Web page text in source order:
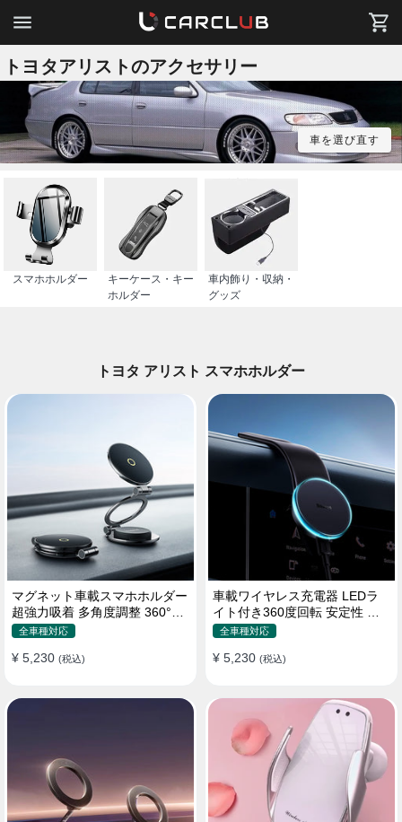
トヨタアリストのアクセサリー
車を選び直す
スマホホルダー
キーケース・キー
ホルダー
車内飾り・収納・
グッズ
トヨタ アリスト スマホホルダー
マグネット車載スマホホルダー
超強力吸着 多角度調整 360°回
転な台座 車用ホルダー 折りた
全機種対応
全車種対応
¥ 5,230 (税込)
車載ワイヤレス充電器 LEDラ
イト付き360度回転 安定性 粘
着ゲル吸盤＆エアコン吹き出し
イヤレス充電 スマホホルダー
全車種対応
¥ 5,230 (税込)